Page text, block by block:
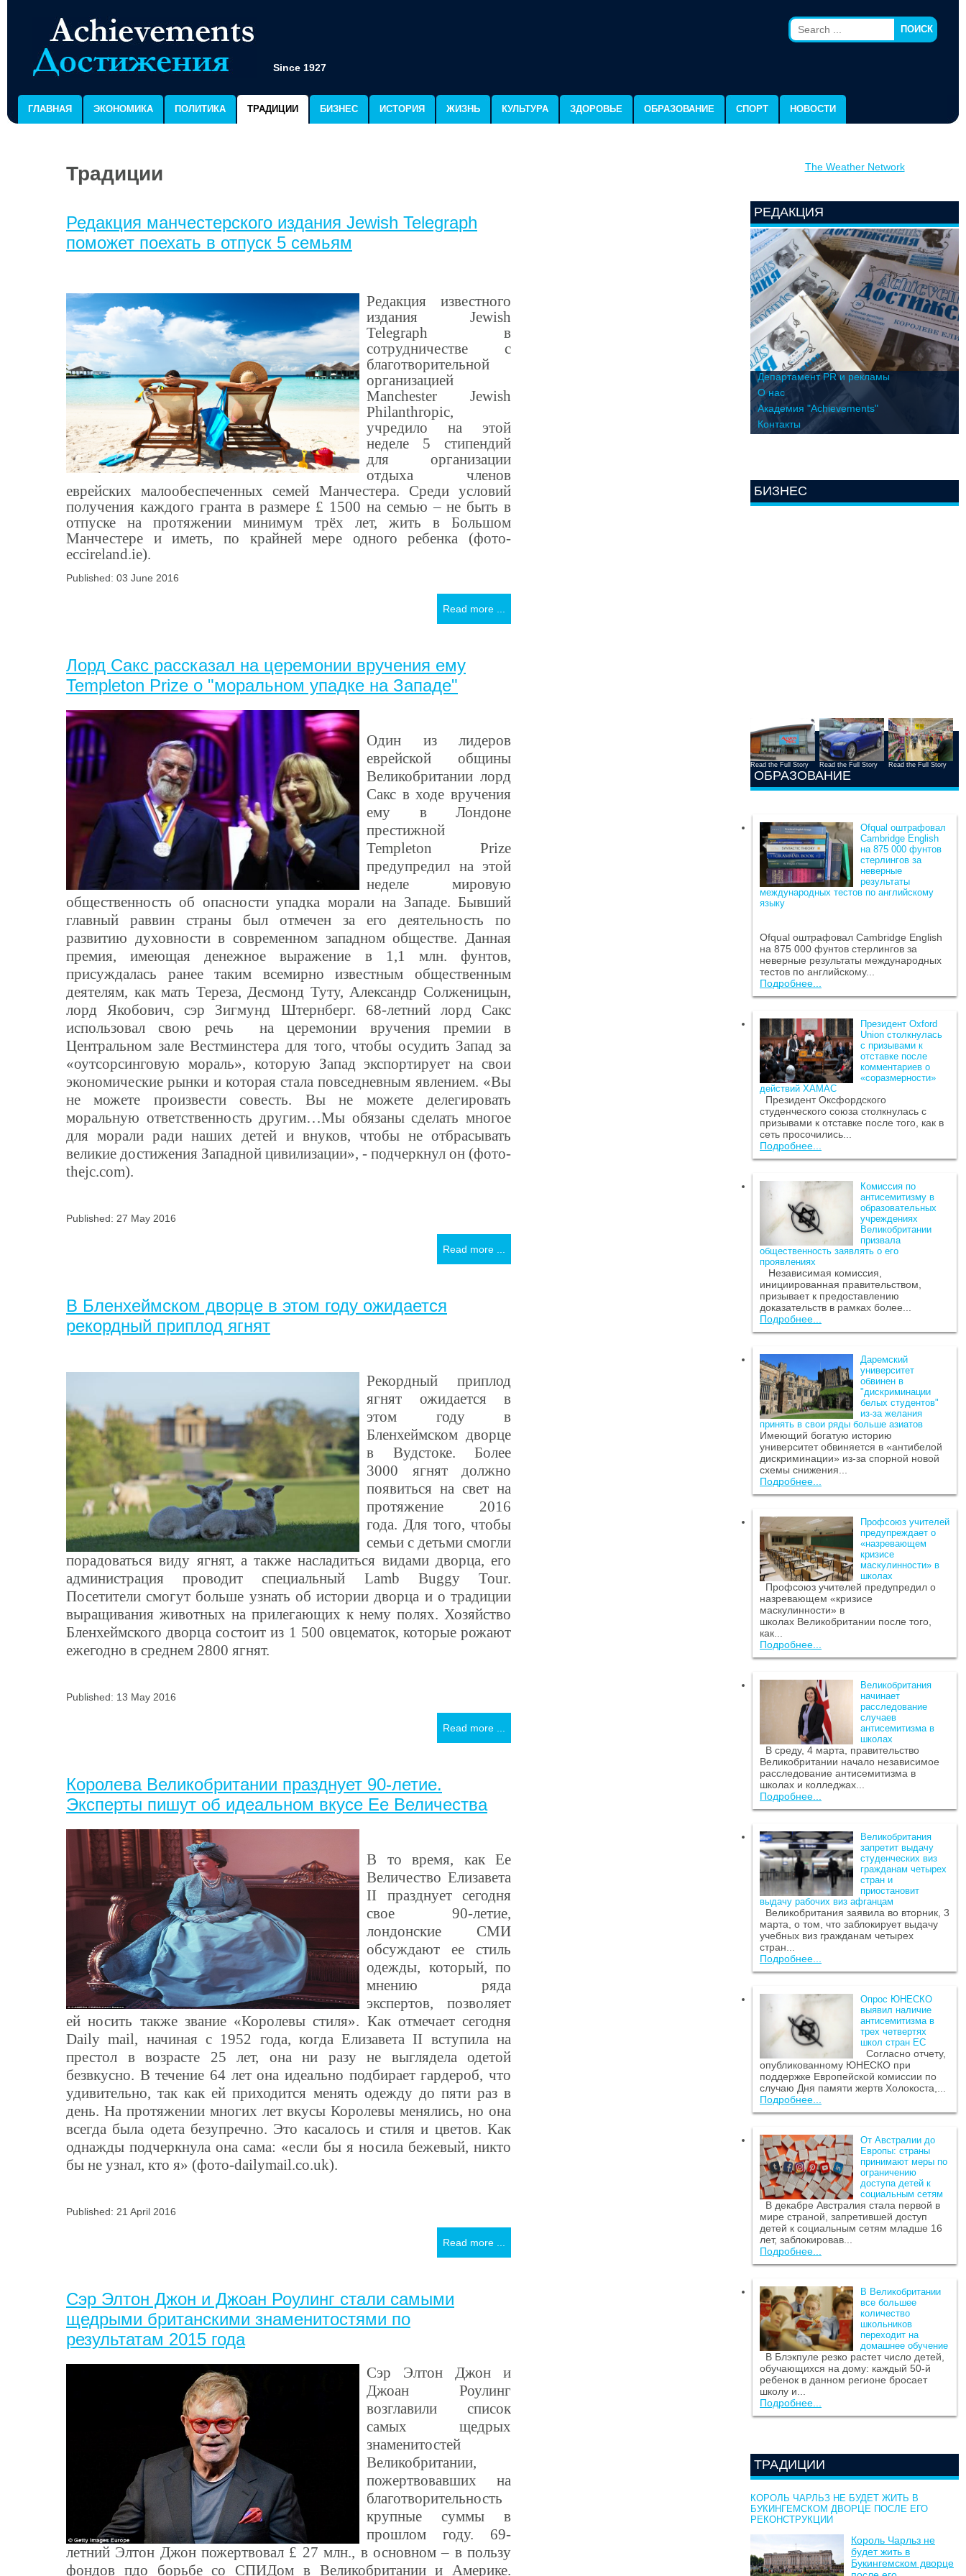
Since 1927
ПОИСК
ГЛАВНАЯ ЭКОНОМИКА ПОЛИТИКА ТРАДИЦИИ БИЗНЕС ИСТОРИЯ ЖИЗНЬ КУЛЬТУРА ЗДОРОВЬЕ ОБРАЗОВАНИЕ СПОРТ НОВОСТИ
Традиции
Редакция манчестерского издания Jewish Telegraph
поможет поехать в отпуск 5 семьям
Редакция известного
издания Jewish
Telegraph в
сотрудничестве с
благотворительной
организацией
Manchester Jewish
Philanthropic,
учредило на этой
неделе 5 стипендий
для организации
отдыха членов
еврейских малообеспеченных семей Манчестера. Среди условий
получения каждого гранта в размере £ 1500 на семью – не быть в
отпуске на протяжении минимум трёх лет, жить в Большом
Манчестере и иметь, по крайней мере одного ребенка (фото-
eccireland.ie).
Published: 03 June 2016
Read more ...
Лорд Сакс рассказал на церемонии вручения ему
Templeton Prize о "моральном упадке на Западе"
Один из лидеров
еврейской общины
Великобритании лорд
Сакс в ходе вручения
ему в Лондоне
престижной
Templeton Prize
предупредил на этой
неделе мировую
общественность об опасности упадка морали на Западе. Бывший
главный раввин страны был отмечен за его деятельность по
развитию духовности в современном западном обществе. Данная
премия, имеющая денежное выражение в 1,1 млн. фунтов,
присуждалась ранее таким всемирно известным общественным
деятелям, как мать Тереза, Десмонд Туту, Александр Солженицын,
лорд Якобович, сэр Зигмунд Штернберг. 68-летний лорд Сакс
использовал свою речь на церемонии вручения премии в
Центральном зале Вестминстера для того, чтобы осудить Запад за
«оутсорсинговую мораль», которую Запад экспортирует на свои
экономические рынки и которая стала повседневным явлением. «Вы
не можете произвести совесть. Вы не можете делегировать
моральную ответственность другим…Мы обязаны сделать многое
для морали ради наших детей и внуков, чтобы не отбрасывать
великие достижения Западной цивилизации», - подчеркнул он (фото-
thejc.com).
Published: 27 May 2016
Read more ...
В Бленхеймском дворце в этом году ожидается
рекордный приплод ягнят
Рекордный приплод
ягнят ожидается в
этом году в
Бленхеймском дворце
в Вудстоке. Более
3000 ягнят должно
появиться на свет на
протяжение 2016
года. Для того, чтобы
семьи с детьми смогли
порадоваться виду ягнят, а также насладиться видами дворца, его
администрация проводит специальный Lamb Buggy Tour.
Посетители смогут больше узнать об истории дворца и о традиции
выращивания животных на прилегающих к нему полях. Хозяйство
Бленхеймского дворца состоит из 1 500 овцематок, которые рожают
ежегодно в среднем 2800 ягнят.
Published: 13 May 2016
Read more ...
Королева Великобритании празднует 90-летие.
Эксперты пишут об идеальном вкусе Ее Величества
В то время, как Ее
Величество Елизавета
II празднует сегодня
свое 90-летие,
лондонские СМИ
обсуждают ее стиль
одежды, который, по
мнению ряда
экспертов, позволяет
ей носить также звание «Королевы стиля». Как отмечает сегодня
Daily mail, начиная с 1952 года, когда Елизавета II вступила на
престол в возрасте 25 лет, она ни разу не выглядела одетой
безвкусно. В течение 64 лет она идеально подбирает гардероб, что
удивительно, так как ей приходится менять одежду до пяти раз в
день. На протяжении многих лет вкусы Королевы менялись, но она
всегда была одета безупречно. Это касалось и стиля и цветов. Как
однажды подчеркнула она сама: «если бы я носила бежевый, никто
бы не узнал, кто я» (фото-dailymail.co.uk).
Published: 21 April 2016
Read more ...
Сэр Элтон Джон и Джоан Роулинг стали самыми
щедрыми британскими знаменитостями по
результатам 2015 года
Сэр Элтон Джон и
Джоан Роулинг
возглавили список
самых щедрых
знаменитостей
Великобритании,
пожертвовавших на
благотворительность
крупные суммы в
прошлом году. 69-
летний Элтон Джон пожертвовал £ 27 млн., в основном – в пользу
фондов пдо борьбе со СПИДом в Великобритании и Америке.
The Weather Network
РЕДАКЦИЯ
Департамент PR и рекламы
О нас
Академия "Achievements"
Контакты
БИЗНЕС
Read the Full Story Read the Full Story Read the Full Story
ОБРАЗОВАНИЕ
Ofqual оштрафовал
Cambridge English
на 875 000 фунтов
стерлингов за
неверные
результаты
международных тестов по английскому
языку
Ofqual оштрафовал Cambridge English
на 875 000 фунтов стерлингов за
неверные результаты международных
тестов по английскому...
Подробнее...
Президент Oxford
Union столкнулась
с призывами к
отставке после
комментариев о
«соразмерности»
действий ХАМАС
Президент Оксфордского
студенческого союза столкнулась с
призывами к отставке после того, как в
сеть просочились...
Подробнее...
Комиссия по
антисемитизму в
образовательных
учреждениях
Великобритании
призвала
общественность заявлять о его
проявлениях
Независимая комиссия,
инициированная правительством,
призывает к предоставлению
доказательств в рамках более...
Подробнее...
Даремский
университет
обвинен в
"дискриминации
белых студентов"
из-за желания
принять в свои ряды больше азиатов
Имеющий богатую историю
университет обвиняется в «антибелой
дискриминации» из-за спорной новой
схемы снижения...
Подробнее...
Профсоюз учителей
предупреждает о
«назревающем
кризисе
маскулинности» в
школах
Профсоюз учителей предупредил о
назревающем «кризисе
маскулинности» в
школах Великобритании после того,
как...
Подробнее...
Великобритания
начинает
расследование
случаев
антисемитизма в
школах
В среду, 4 марта, правительство
Великобритании начало независимое
расследование антисемитизма в
школах и колледжах...
Подробнее...
Великобритания
запретит выдачу
студенческих виз
гражданам четырех
стран и
приостановит
выдачу рабочих виз афганцам
Великобритания заявила во вторник, 3
марта, о том, что заблокирует выдачу
учебных виз гражданам четырех
стран...
Подробнее...
Опрос ЮНЕСКО
выявил наличие
антисемитизма в
трех четвертях
школ стран ЕС
Согласно отчету,
опубликованному ЮНЕСКО при
поддержке Европейской комиссии по
случаю Дня памяти жертв Холокоста,...
Подробнее...
От Австралии до
Европы: страны
принимают меры по
ограничению
доступа детей к
социальным сетям
В декабре Австралия стала первой в
мире страной, запретившей доступ
детей к социальным сетям младше 16
лет, заблокировав...
Подробнее...
В Великобритании
все большее
количество
школьников
переходит на
домашнее обучение
В Блэкпуле резко растет число детей,
обучающихся на дому: каждый 50-й
ребенок в данном регионе бросает
школу и...
Подробнее...
ТРАДИЦИИ
КОРОЛЬ ЧАРЛЬЗ НЕ БУДЕТ ЖИТЬ В
БУКИНГЕМСКОМ ДВОРЦЕ ПОСЛЕ ЕГО
РЕКОНСТРУКЦИИ
Король Чарльз не
будет жить в
Букингемском дворце